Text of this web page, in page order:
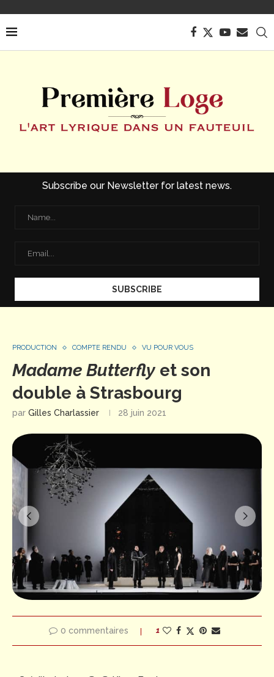
Subscribe our Newsletter for latest news.
PRODUCTION COMPTE RENDU VU POUR VOUS
Madame Butterfly et son
double à Strasbourg
par Gilles Charlassier 28 juin 2021
0 commentaires 1